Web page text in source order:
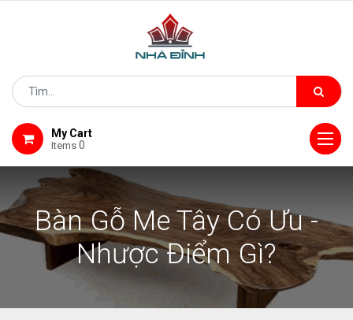
My Cart
Items 0
Bàn Gỗ Me Tây Có Ưu -
Nhược Điểm Gì?